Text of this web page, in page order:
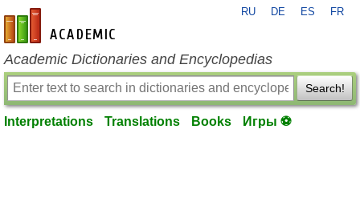
en-academic.com
RU DE ES FR
Academic Dictionaries and Encyclopedias
Search!
Interpretations Translations Books Игры ⚽